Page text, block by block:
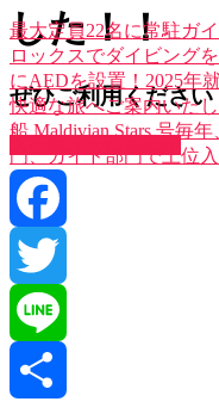
した！！
ぜひご利用ください
最大定員22名に常駐ガ
ロックスでダイビング
にAEDを設置！ 2025年
快適な旅へご案内いた
船 Maldivian Stars 号毎年
門、ガイド部門で上位入
Facebook
Twitter
Line